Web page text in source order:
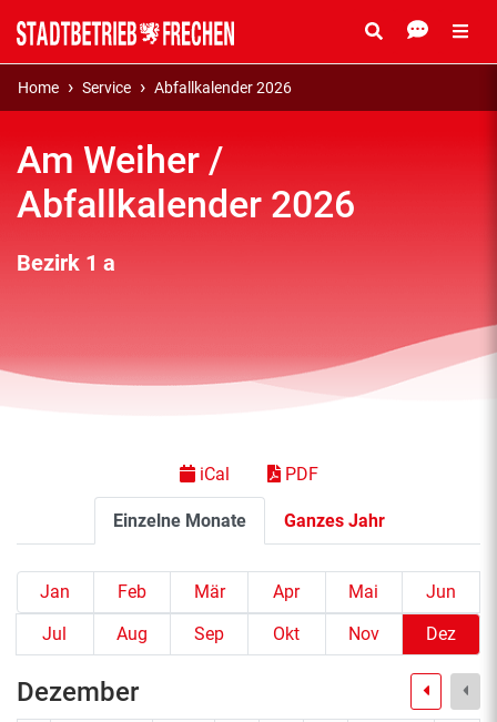
Home Service Abfallkalender 2026
Am Weiher /
Abfallkalender 2026
Bezirk 1 a
Einzelne Monate Ganzes Jahr
iCal PDF
Jan Feb Mär Apr Mai
Jun
Jul
Aug Sep Okt Nov Dez
Dezember